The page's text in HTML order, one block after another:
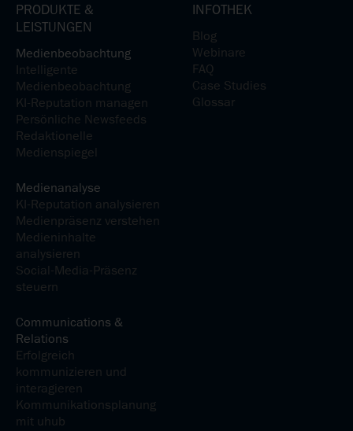
PRODUKTE &
LEISTUNGEN
Medienbeobachtung
Intelligente
Medienbeobachtung
KI-Reputation managen
Persönliche Newsfeeds
Redaktionelle
Medienspiegel
Medienanalyse
KI-Reputation analysieren
Medienpräsenz verstehen
Medieninhalte
analysieren
Social-Media-Präsenz
steuern
Communications &
Relations
Erfolgreich
kommunizieren und
interagieren
Kommunikationsplanung
mit uhub
INFOTHEK
Blog
Webinare
FAQ
Case Studies
Glossar